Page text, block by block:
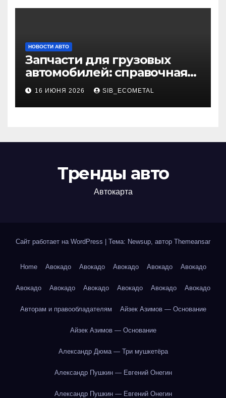
НОВОСТИ АВТО
Запчасти для грузовых
автомобилей: справочная
база по корейским и
японским моделям
16 ИЮНЯ 2026 SIB_ECOMETAL
Тренды авто
Автокарта
Сайт работает на WordPress Тема: Newsup, автор Themeansar
Home Авокадо Авокадо Авокадо Авокадо Авокадо
Авокадо Авокадо Авокадо Авокадо Авокадо Авокадо
Авторам и правообладателям Айзек Азимов — Основание
Айзек Азимов — Основание
Александр Дюма — Три мушкетёра
Александр Пушкин — Евгений Онегин
Александр Пушкин — Евгений Онегин